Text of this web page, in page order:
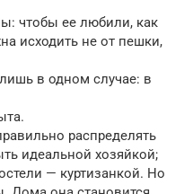
чтобы ее любили, как
исходить не от пешки,
в одном случае: в
распределять
идеальной хозяйкой;
— куртизанкой. Но